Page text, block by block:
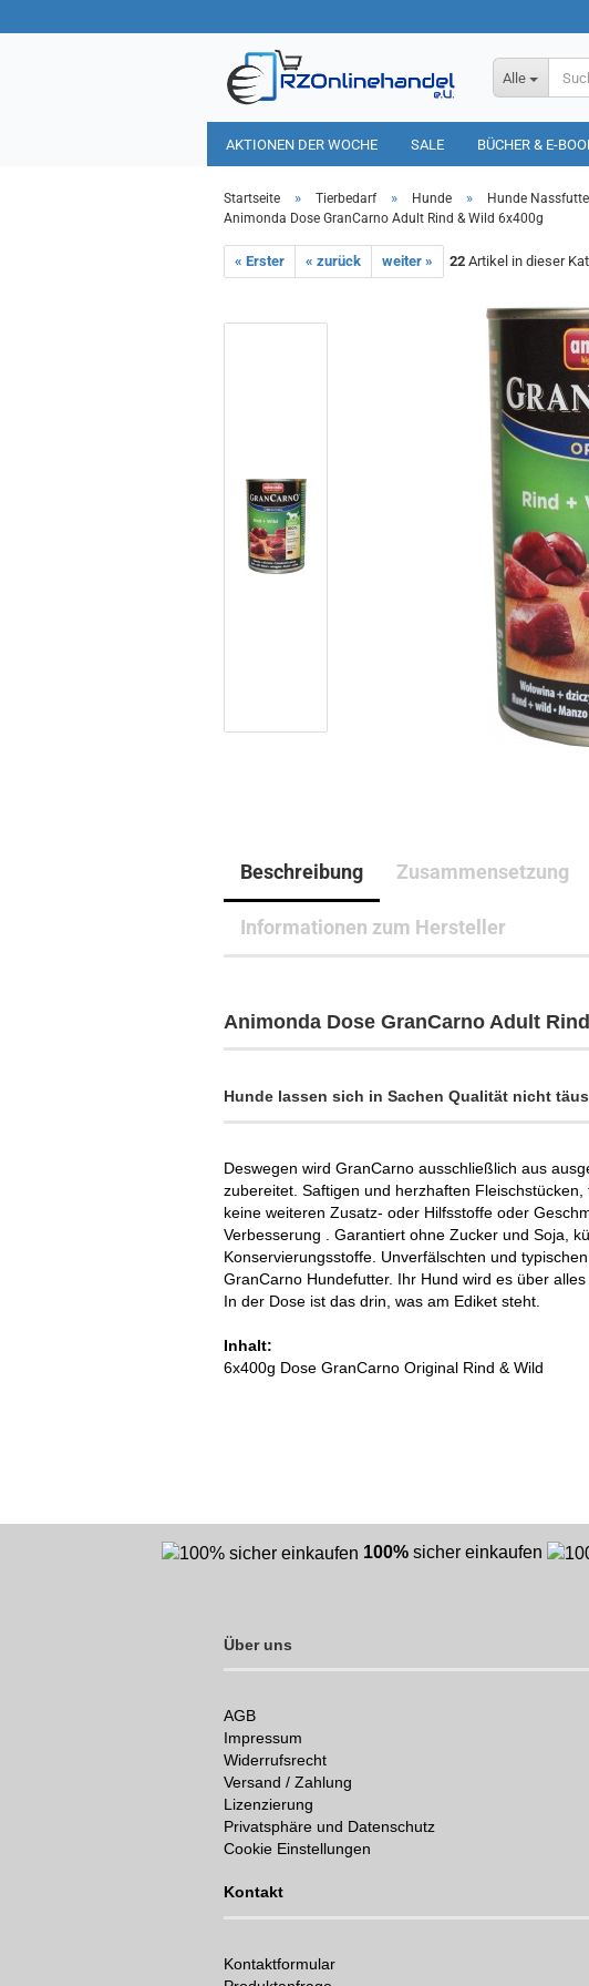
Alle
AKTIONEN DER WOCHE SALE BÜCHER & E-
HAUSHALT TIERBEDARF
Startseite » Tierbedarf » Hunde » Hunde
Animonda Dose GranCarno Adult Rind & Wild 6x400g
« Erster « zurück weiter » 22 Artikel in dieser
Beschreibung Zusammensetzung
Informationen zum Hersteller
Animonda Dose GranCarno Adult
Hunde lassen sich in Sachen Qualität nicht
Deswegen wird GranCarno ausschließlich aus
zubereitet. Saftigen und herzhaften
keine weiteren Zusatz- oder Hilfsstoffe oder
Verbesserung . Garantiert ohne Zucker und Soja,
Konservierungsstoffe. Unverfälschten und
GranCarno Hundefutter. Ihr Hund wird es über
In der Dose ist das drin, was am Ediket steht.
Inhalt:
6x400g Dose GranCarno Original Rind & Wild
100% sicher einkaufen
Über uns
AGB
Impressum
Widerrufsrecht
Versand / Zahlung
Lizenzierung
Privatsphäre und Datenschutz
Cookie Einstellungen
Kontakt
Kontaktformular